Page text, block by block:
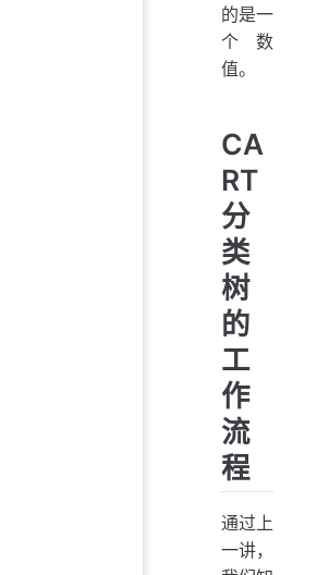
的是一
个数
值。
CA
RT
分
类
树
的
工
作
流
程
通过上
一讲，